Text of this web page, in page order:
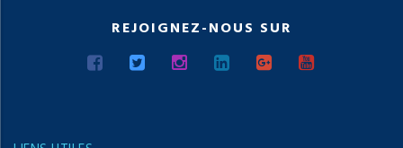
REJOIGNEZ-NOUS SUR